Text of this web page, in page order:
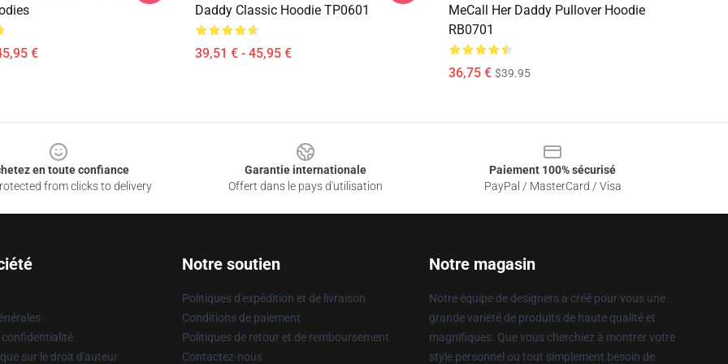
€
Daddy Classic Hoodie TP0601
39,51 € - 45,95 €
MeCall Her Daddy Pullover Hoodie
RB0701
36,75 € $39.95
en toute confiance
from clicks to delivery
Garantie internationale
Offert dans le pays d'utilisation
Paiement 100% sécurisé
PayPal / MasterCard / Visa
confidentialité
sur le droit d'auteur
Notre soutien
Politiques d'expédition et de livraison
Conditions de paiement
Politiques de retour et de remboursement
Contactez-nous
Notre magasin
Notre équipe de designers a créé pour vous une
grande variété de produits de haute qualité et
magnifiques. Que vous cherchiez à montrer votre
style personnel ou tout simplement besoin de